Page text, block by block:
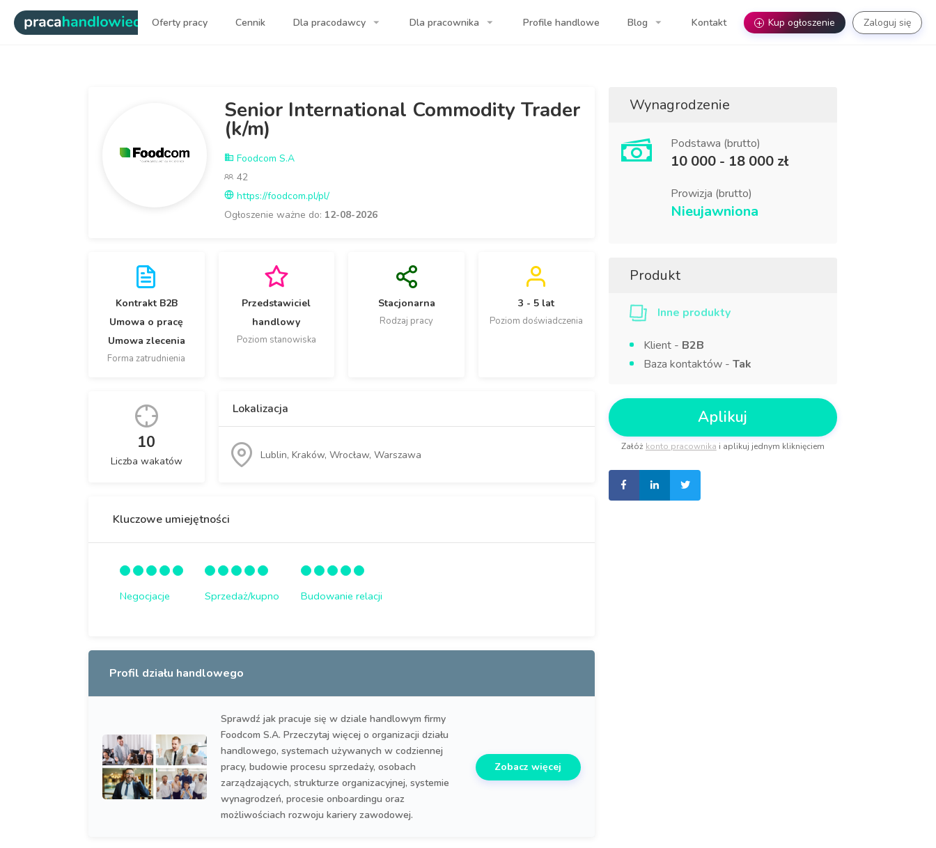
| Ok. 80% trafionych CV. Konkurencja: ok. 20%.
Oferty pracy Cennik Dla pracodawcy Dla pracownika Profile handlowe Blog Kontakt + Kup ogłoszenie Zaloguj się
Senior International Commodity Trader
(k/m)
Foodcom S.A
42
https://foodcom.pl/pl/
Ogłoszenie ważne do: 12-08-2026
Kontrakt B2B
Umowa o pracę
Umowa zlecenia
Forma zatrudnienia
Przedstawiciel
handlowy
Poziom stanowiska
Stacjonarna
Rodzaj pracy
3 - 5 lat
Poziom doświadczenia
10
Liczba wakatów
Lokalizacja
Lublin, Kraków, Wrocław, Warszawa
Kluczowe umiejętności
Negocjacje Sprzedaż/kupno Budowanie relacji
Profil działu handlowego
Sprawdź jak pracuje się w dziale handlowym firmy
Foodcom S.A. Przeczytaj więcej o organizacji działu
handlowego, systemach używanych w codziennej
pracy, budowie procesu sprzedaży, osobach
zarządzających, strukturze organizacyjnej, systemie
wynagrodzeń, procesie onboardingu oraz
możliwościach rozwoju kariery zawodowej.
Zobacz więcej
Wynagrodzenie
Podstawa (brutto)
10 000 - 18 000 zł
Prowizja (brutto)
Nieujawniona
Produkt
Inne produkty
Klient - B2B
Baza kontaktów - Tak
Aplikuj
Załóż konto pracownika i aplikuj jednym kliknięciem